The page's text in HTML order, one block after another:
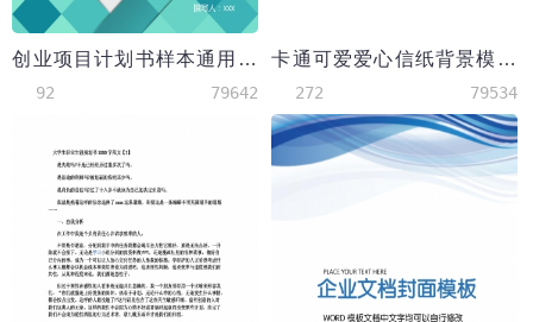
创业项目计划书样本通用版
92 79642
卡通可爱爱心信纸背景模板
272 79534